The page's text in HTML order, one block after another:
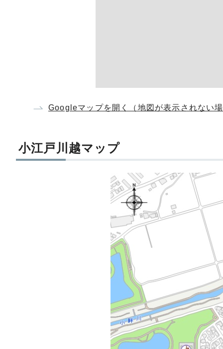
Googleマップを開く（地図が表示されない
小江戸川越マップ